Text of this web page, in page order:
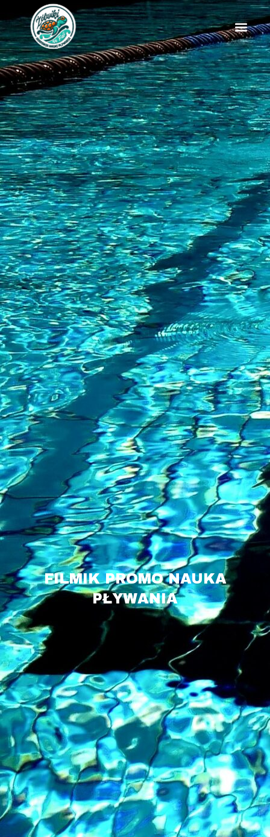
FILMIK PROMO NAUKA
PŁYWANIA